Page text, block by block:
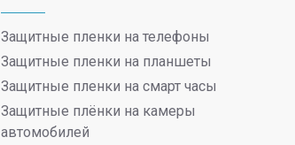
Защитные пленки на телефоны
Защитные пленки на планшеты
Защитные пленки на смарт часы
Защитные плёнки на камеры
автомобилей